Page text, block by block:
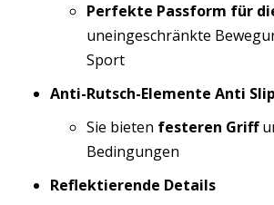
Perfekte Passform für
uneingeschränkte
Sport
Anti-Rutsch-Elemente Anti Slip
Sie bieten festeren Griff
Bedingungen
Reflektierende Details